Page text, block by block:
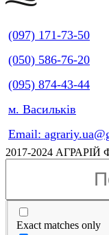
(097) 171-73-50
(050) 586-76-20
(095) 874-43-44
м. Васильків
Email:
2017-2024 АГРАРІЙ
Exact matches only